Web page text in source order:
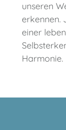
unseren
erkennen.
einer
Harmonie.